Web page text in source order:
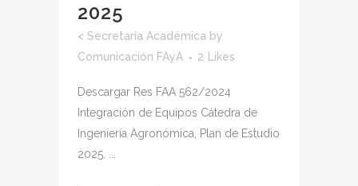
2025
< Secretaría Académica by
Comunicación FAyA
2 Likes
Descargar Res FAA 562/2024
Integración de Equipos Cátedra de
Ingeniería Agronómica, Plan de Estudio
2025. ...